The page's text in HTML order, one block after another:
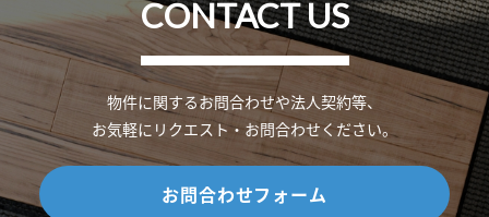
CONTACT US
物件に関するお問合わせや法人契約等、
お気軽にリクエスト・お問合わせください。
お問合わせフォーム